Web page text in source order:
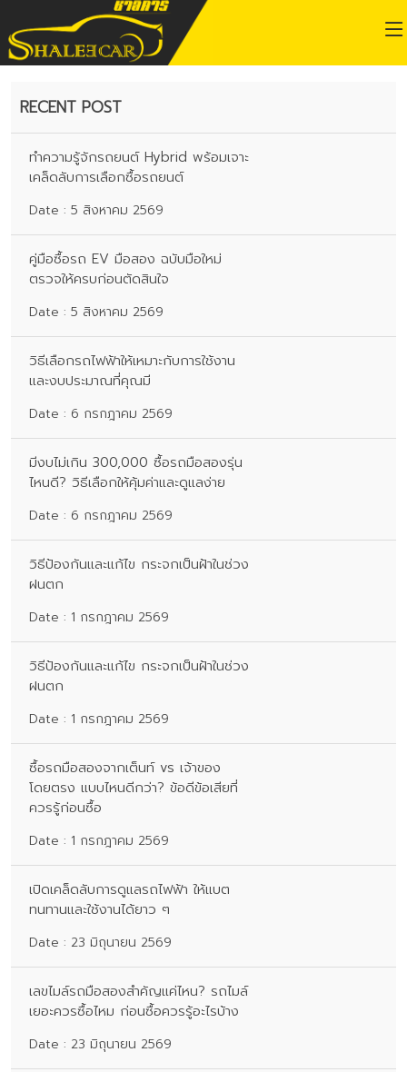
RECENT POST
ทำความรู้จักรถยนต์ Hybrid พร้อมเจาะ
เคล็ดลับการเลือกซื้อรถยนต์
Date : 5 สิงหาคม 2569
คู่มือซื้อรถ EV มือสอง ฉบับมือใหม่
ตรวจให้ครบก่อนตัดสินใจ
Date : 5 สิงหาคม 2569
วิธีเลือกรถไฟฟ้าให้เหมาะกับการใช้งาน
และงบประมาณที่คุณมี
Date : 6 กรกฎาคม 2569
มีงบไม่เกิน 300,000 ซื้อรถมือสองรุ่น
ไหนดี? วิธีเลือกให้คุ้มค่าและดูแลง่าย
Date : 6 กรกฎาคม 2569
วิธีป้องกันและแก้ไข กระจกเป็นฝ้าในช่วง
ฝนตก
Date : 1 กรกฎาคม 2569
วิธีป้องกันและแก้ไข กระจกเป็นฝ้าในช่วง
ฝนตก
Date : 1 กรกฎาคม 2569
ซื้อรถมือสองจากเต็นท์ vs เจ้าของ
โดยตรง แบบไหนดีกว่า? ข้อดีข้อเสียที่
ควรรู้ก่อนซื้อ
Date : 1 กรกฎาคม 2569
เปิดเคล็ดลับการดูแลรถไฟฟ้า ให้แบต
ทนทานและใช้งานได้ยาว ๆ
Date : 23 มิถุนายน 2569
เลขไมล์รถมือสองสำคัญแค่ไหน? รถไมล์
เยอะควรซื้อไหม ก่อนซื้อควรรู้อะไรบ้าง
Date : 23 มิถุนายน 2569